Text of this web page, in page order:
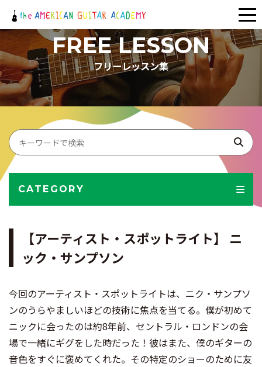
FREE LESSON
フリーレッスン集
CATEGORY
【アーティスト・スポットライト】 ニ
ック・サンプソン
今回のアーティスト・スポットライトは、ニク・サンプソ
ンのうらやましいほどの技術に焦点を当てる。僕が初めて
ニックに会ったのは約8年前、セントラル・ロンドンの会
場で一緒にギグをした時だった！彼はまた、僕のギターの
音色をすぐに褒めてくれた。その特定のショーのために友
メ
ニ
ュ
ー